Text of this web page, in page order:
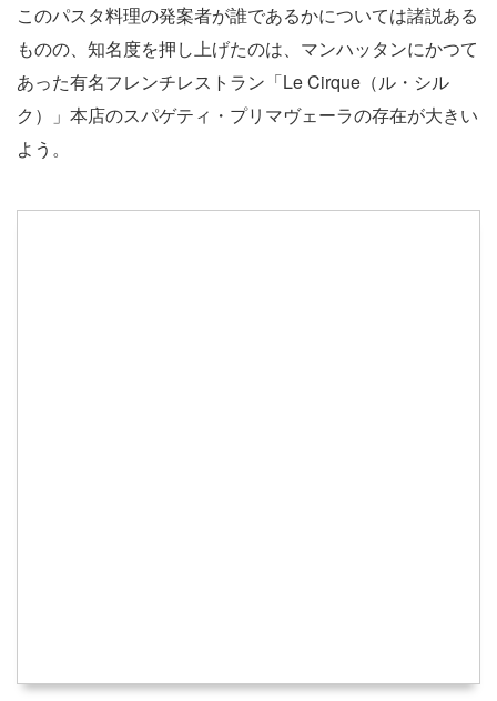
このパスタ料理の発案者が誰であるかについては諸説ある
ものの、知名度を押し上げたのは、マンハッタンにかつて
あった有名フレンチレストラン「Le Cirque（ル・シル
ク）」本店のスパゲティ・プリマヴェーラの存在が大きい
よう。